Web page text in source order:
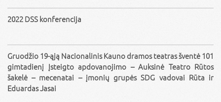
2022 DSS konferencija
Gruodžio 19-ąją Nacionalinis Kauno dramos teatras šventė 101
gimtadienį Įsteigto apdovanojimo – Auksinė Teatro Rūtos
šakelė – mecenatai – įmonių grupės SDG vadovai Rūta ir
Eduardas Jasai